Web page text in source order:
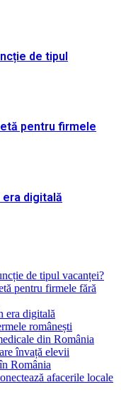
de tipul
pentru firmele
era digitală
de tipul vacanței?
pentru firmele fără
era digitală
românești
din România
învață elevii
România
afacerile locale